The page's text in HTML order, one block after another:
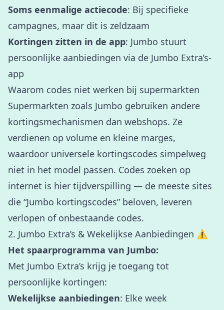
Soms eenmalige actiecode: Bij specifieke
campagnes, maar dit is zeldzaam
Kortingen zitten in de app: Jumbo stuurt
persoonlijke aanbiedingen via de Jumbo Extra’s-
app
Waarom codes niet werken bij supermarkten
Supermarkten zoals Jumbo gebruiken andere
kortingsmechanismen dan webshops. Ze
verdienen op volume en kleine marges,
waardoor universele kortingscodes simpelweg
niet in het model passen. Codes zoeken op
internet is hier tijdverspilling — de meeste sites
die “Jumbo kortingscodes” beloven, leveren
verlopen of onbestaande codes.
2. Jumbo Extra’s & Wekelijkse Aanbiedingen ⚠️
Het spaarprogramma van Jumbo:
Met Jumbo Extra’s krijg je toegang tot
persoonlijke kortingen:
Wekelijkse aanbiedingen: Elke week